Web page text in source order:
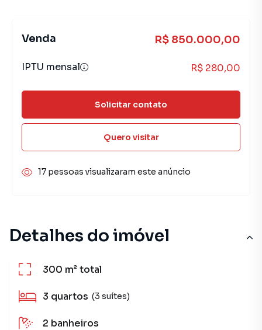
Detalhes do imóvel
300 m²total
3 quartos (3 suítes)
2 banheiros
Venda R$ 850.000,00
IPTU mensal R$ 280,00
Solicitar contato
Quero visitar
17 pessoas visualizaram este anúncio